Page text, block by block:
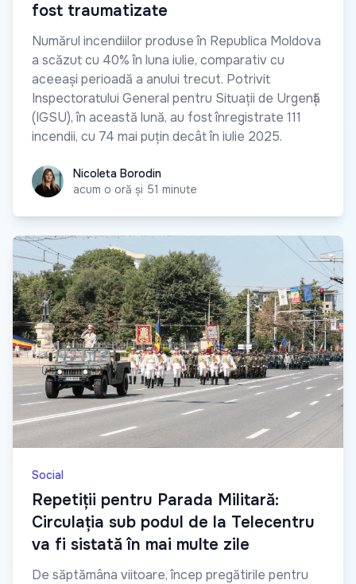
fost traumatizate
Numărul incendiilor produse în Republica Moldova
a scăzut cu 40% în luna iulie, comparativ cu
aceeași perioadă a anului trecut. Potrivit
Inspectoratului General pentru Situații de Urgență
(IGSU), în această lună, au fost înregistrate 111
incendii, cu 74 mai puțin decât în iulie 2025.
Nicoleta Borodin
Nicoleta Borodin
acum o oră și 51 minute
Social
Repetiții pentru Parada Militară:
Circulația sub podul de la Telecentru
va fi sistată în mai multe zile
De săptămâna viitoare, încep pregătirile pentru